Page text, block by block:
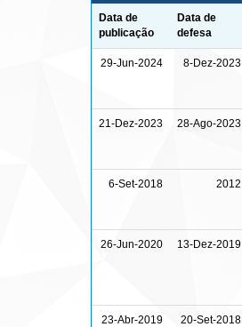
Data de
publicação
Data de
defesa
29-Jun-2024 8-Dez-2023
21-Dez-2023 28-Ago-2023
6-Set-2018 2012
26-Jun-2020 13-Dez-2019
23-Abr-2019 20-Set-2018